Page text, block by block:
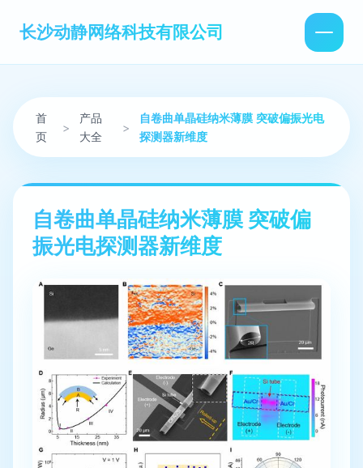
长沙动静网络科技有限公司
首
页
>
产品
大全
>
自卷曲单晶硅纳米薄膜 突破偏振光电
探测器新维度
自卷曲单晶硅纳米薄膜 突破偏
振光电探测器新维度